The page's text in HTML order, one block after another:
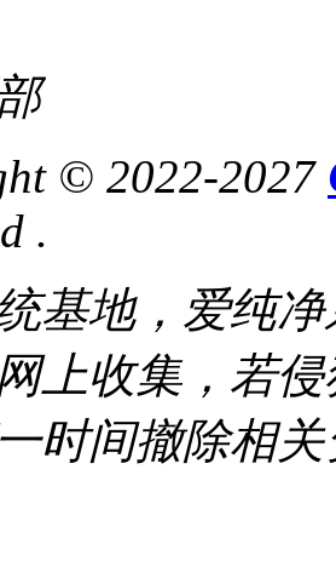
© 2022-2027
.
基地，爱纯
上收集，若
时间撤除相